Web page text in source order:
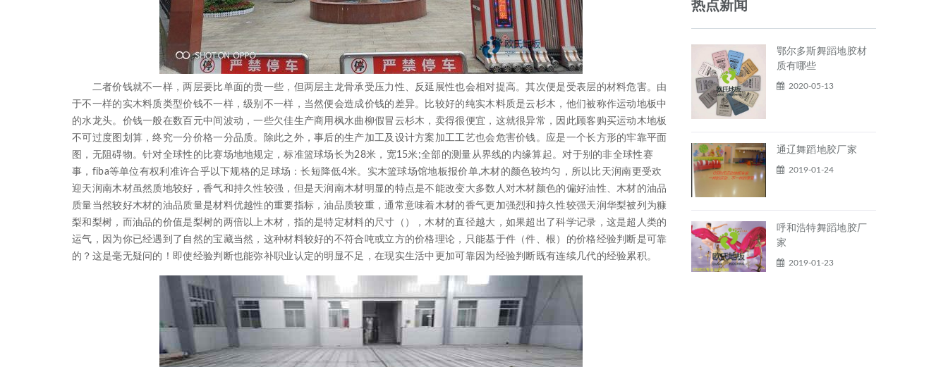
二者价钱就不一样，两层要比单面的贵一些，但两层主龙骨承受压力性、反延展性也会相对提高。其次便是受表层的材料危害。由
于不一样的实木料质类型价钱不一样，级别不一样，当然便会造成价钱的差异。比较好的纯实木料质是云杉木，他们被称作运动地板中
的水龙头。价钱一般在数百元中间波动，一些欠佳生产商用枫水曲柳假冒云杉木，卖得很便宜，这就很异常，因此顾客购买运动木地板
不可过度图划算，终究一分价格一分品质。除此之外，事后的生产加工及设计方案加工工艺也会危害价钱。应是一个长方形的牢靠平面
图，无阻碍物。针对全球性的比赛场地地规定，标准篮球场长为28米，宽15米;全部的测量从界线的内缘算起。对于别的非全球性赛
事，fiba等单位有权利准许合乎以下规格的足球场：长短降低4米。实木篮球场馆地板报价单,木材的颜色较均匀，所以比天润南更受欢
迎天润南木材虽然质地较好，香气和持久性较强，但是天润南木材明显的特点是不能改变大多数人对木材颜色的偏好油性、木材的油品
质量当然较好木材的油品质量是材料优越性的重要指标，油品质较重，通常意味着木材的香气更加强烈和持久性较强天润华梨被列为糠
梨和梨树，而油品的价值是梨树的两倍以上木材，指的是特定材料的尺寸（），木材的直径越大，如果超出了科学记录，这是超人类的
运气，因为你已经遇到了自然的宝藏当然，这种材料较好的不符合吨或立方的价格理论，只能基于件（件、根）的价格经验判断是可靠
的？这是毫无疑问的！即使经验判断也能弥补职业认定的明显不足，在现实生活中更加可靠因为经验判断既有连续几代的经验累积。
热点新闻
鄂尔多斯舞蹈地胶材
质有哪些
2020-05-13
通辽舞蹈地胶厂家
2019-01-24
呼和浩特舞蹈地胶厂
家
2019-01-23